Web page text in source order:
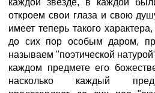
каждой звезде, в каждой
откроем свои глаза и свою
имеет теперь такого
до сих пор особым даром,
называем "поэтической
каждом предмете его
насколько каждый